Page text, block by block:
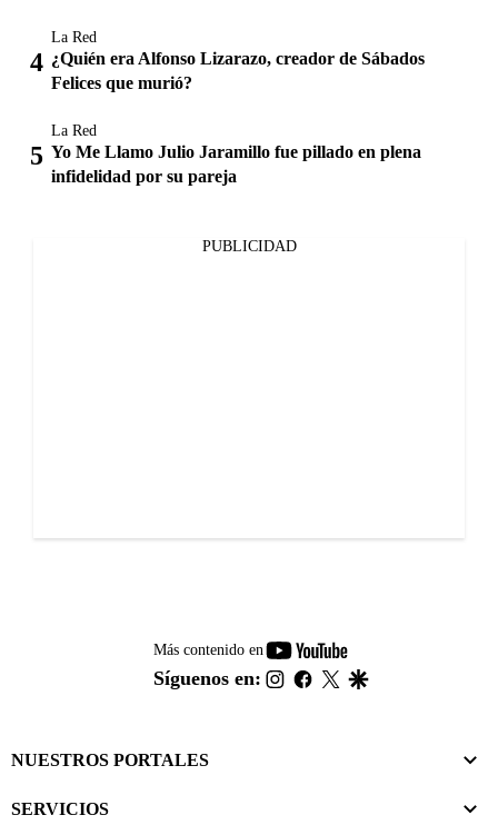
La Red
¿Quién era Alfonso Lizarazo, creador de Sábados
Felices que murió?
La Red
Yo Me Llamo Julio Jaramillo fue pillado en plena
infidelidad por su pareja
PUBLICIDAD
Más contenido en
youtube-
footer
Síguenos en: instagram
facebook
twitter
NUESTROS PORTALES
SERVICIOS